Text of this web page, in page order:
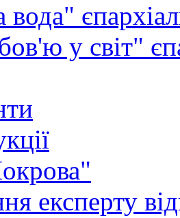
вода"
у світ"
експерту